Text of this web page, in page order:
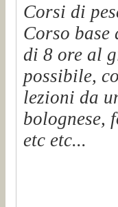
Corsi di
Corso base
di 8 ore al
possibile,
lezioni da
bolognese,
etc etc...